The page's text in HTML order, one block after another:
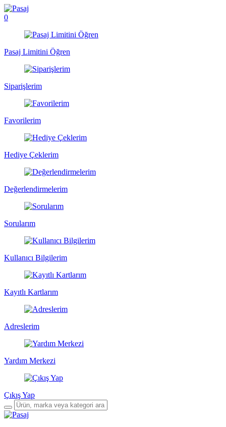
0
Pasaj Limitini Öğren
Siparişlerim
Favorilerim
Hediye Çeklerim
Değerlendirmelerim
Sorularım
Kullanıcı Bilgilerim
Kayıtlı Kartlarım
Adreslerim
Yardım Merkezi
Çıkış Yap